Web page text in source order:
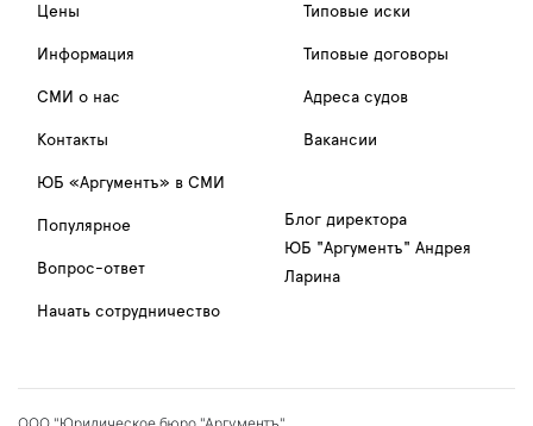
Цены
Информация
СМИ о нас
Контакты
Типовые иски
Типовые договоры
Адреса судов
Вакансии
ЮБ «Аргументъ» в СМИ
Популярное
Вопрос-ответ
Начать сотрудничество
Блог директора
ЮБ "Аргументъ" Андрея
Ларина